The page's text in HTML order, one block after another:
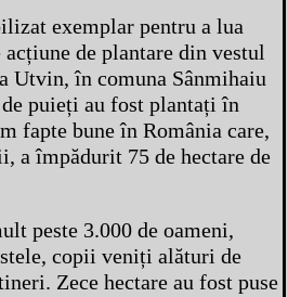
exemplar pentru a lua
acțiune de plantare din vestul
Utvin, în comuna Sânmihaiu
de puieți au fost plantați în
fapte bune în România care,
a împădurit 75 de hectare de
peste 3.000 de oameni,
copii veniți alături de
Zece hectare au fost puse